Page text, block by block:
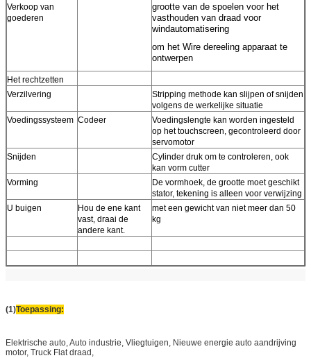
Verkoop van
goederen
grootte van de spoelen voor het
vasthouden van draad voor
windautomatisering
om het Wire dereeling apparaat te
ontwerpen
Het rechtzetten
Verzilvering
Stripping methode kan slijpen of snijden
volgens de werkelijke situatie
Voedingssysteem Codeer
Voedingslengte kan worden ingesteld
op het touchscreen, gecontroleerd door
servomotor
Snijden
Cylinder druk om te controleren, ook
kan vorm cutter
Vorming
De vormhoek, de grootte moet geschikt
stator, tekening is alleen voor verwijzing
U buigen
Hou de ene kant
vast, draai de
andere kant.
met een gewicht van niet meer dan 50
kg
(1)Toepassing:
Elektrische auto, Auto industrie, Vliegtuigen, Nieuwe energie auto aandrijving
motor, Truck Flat draad,